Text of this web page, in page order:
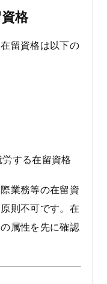
格
留資格は以下の
する在留資格
業務等の在留資
則不可です。在
属性を先に確認